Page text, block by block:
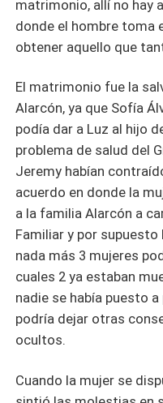
matrimonio, allí no hay
donde el hombre toma
obtener aquello que
El matrimonio fue la
Alarcón, ya que Sofía
podía dar a Luz al hijo
problema de salud del
Jeremy habían
acuerdo en donde la
a la familia Alarcón a
Familiar y por
nada más 3 mujeres
cuales 2 ya estaban
nadie se había puesto
podría dejar otras
ocultos.
Cuando la mujer se